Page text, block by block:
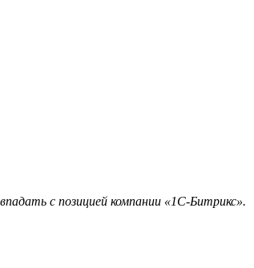
с позицией компании «1С-Битрикс».